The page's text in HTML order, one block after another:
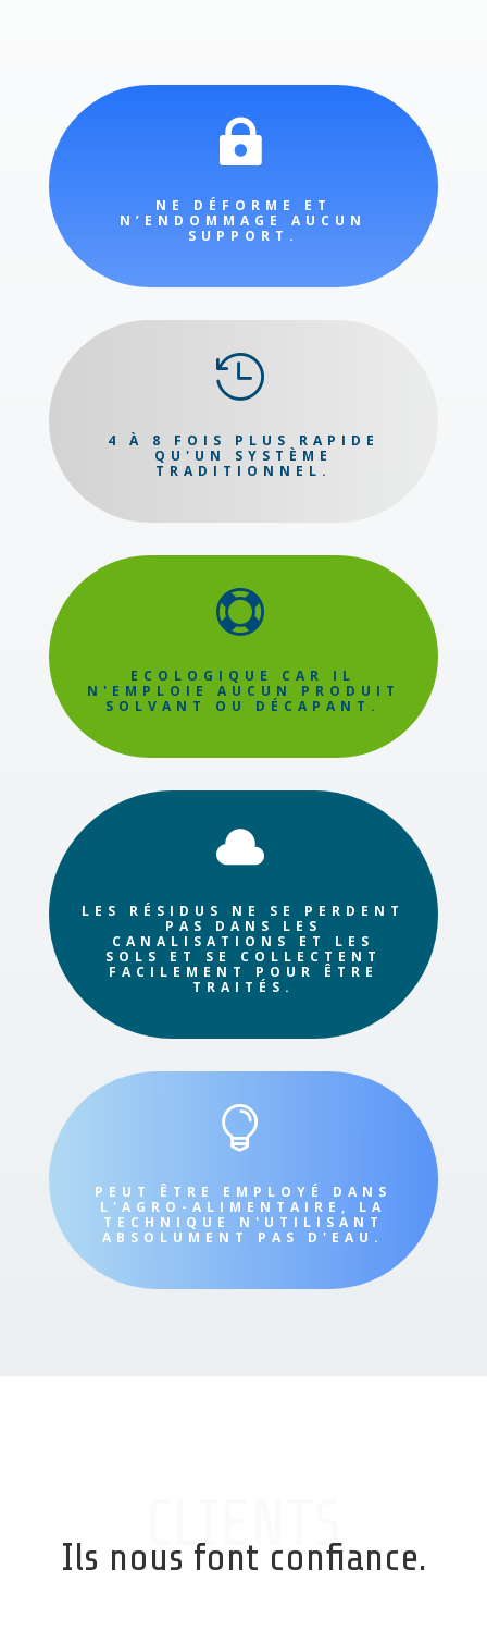

NE DÉFORME ET
N’ENDOMMAGE AUCUN
SUPPORT.

4 À 8 FOIS PLUS RAPIDE
QU'UN SYSTÈME
TRADITIONNEL.

ECOLOGIQUE CAR IL
N'EMPLOIE AUCUN PRODUIT
SOLVANT OU DÉCAPANT.

LES RÉSIDUS NE SE PERDENT
PAS DANS LES
CANALISATIONS ET LES
SOLS ET SE COLLECTENT
FACILEMENT POUR ÊTRE
TRAITÉS.

PEUT ÊTRE EMPLOYÉ DANS
L'AGRO-ALIMENTAIRE, LA
TECHNIQUE N'UTILISANT
ABSOLUMENT PAS D'EAU.
CLIENTS
Ils nous font confiance.